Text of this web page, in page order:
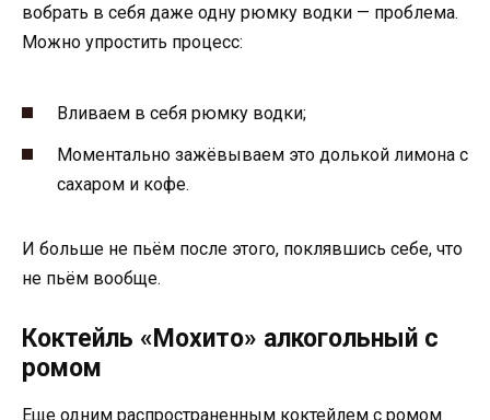
вобрать в себя даже одну рюмку водки — проблема.
Можно упростить процесс:
Вливаем в себя рюмку водки;
Моментально зажёвываем это долькой лимона с
сахаром и кофе.
И больше не пьём после этого, поклявшись себе, что
не пьём вообще.
Коктейль «Мохито» алкогольный с
ромом
Еще одним распространенным коктейлем с ромом